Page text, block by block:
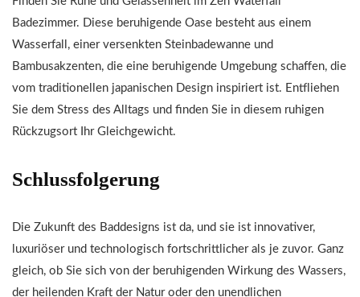
Badezimmer. Diese beruhigende Oase besteht aus einem
Wasserfall, einer versenkten Steinbadewanne und
Bambusakzenten, die eine beruhigende Umgebung schaffen, die
vom traditionellen japanischen Design inspiriert ist. Entfliehen
Sie dem Stress des Alltags und finden Sie in diesem ruhigen
Rückzugsort Ihr Gleichgewicht.
Schlussfolgerung
Die Zukunft des Baddesigns ist da, und sie ist innovativer,
luxuriöser und technologisch fortschrittlicher als je zuvor. Ganz
gleich, ob Sie sich von der beruhigenden Wirkung des Wassers,
der heilenden Kraft der Natur oder den unendlichen